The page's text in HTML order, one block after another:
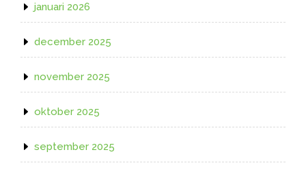
januari 2026
december 2025
november 2025
oktober 2025
september 2025